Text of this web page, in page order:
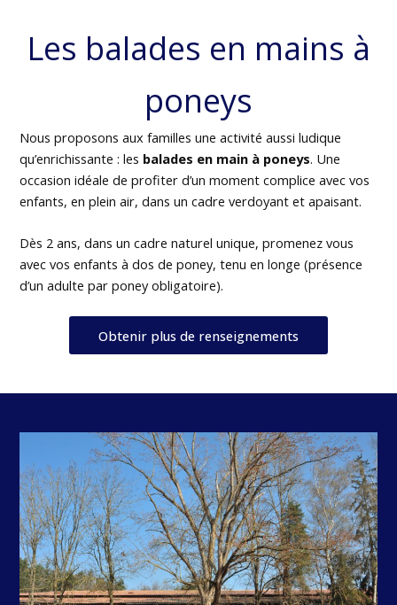
Les balades en mains à
poneys
Nous proposons aux familles une activité aussi ludique
qu’enrichissante : les balades en main à poneys. Une
occasion idéale de profiter d’un moment complice avec vos
enfants, en plein air, dans un cadre verdoyant et apaisant.
Dès 2 ans, dans un cadre naturel unique, promenez vous
avec vos enfants à dos de poney, tenu en longe (présence
d’un adulte par poney obligatoire).
Obtenir plus de renseignements